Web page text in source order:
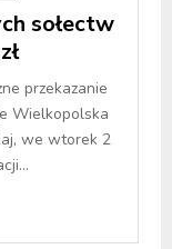
sołectw
przekazanie
Wielkopolska
we wtorek 2